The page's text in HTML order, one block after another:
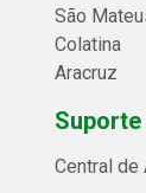
São
Colatina
Aracruz
Central de